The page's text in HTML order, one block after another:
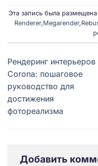
Эта запись была размещена
Renderer,Megarender,
Рендеринг интерьеров
Corona: пошаговое
руководство для
достижения
фотореализма
Добавить